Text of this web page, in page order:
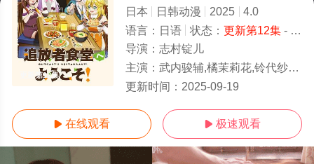
更新第12集
日本 日韩动漫 2025
4.0
语言： 日语 状态： 更新第12集- 免费在线观看
导演： 志村锭儿
主演： 武内骏辅,橘茉莉花,铃代纱弓,伊濑茉莉也,松田飒水,铃木崚汰,安济知佳
更新时间： 2025-09-19
 在线观看  极速观看